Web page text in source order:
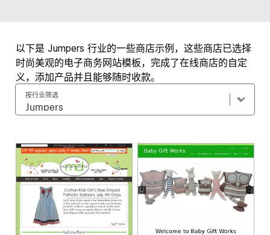
以下是 Jumpers 行业的一些商店示例，这些商店已选择
时尚美观的电子商务网站模板，完成了在线商店的自定
义，添加产品并且能够随时收款。
按行业筛选